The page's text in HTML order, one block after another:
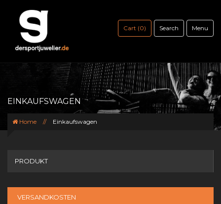
Menu
Search
Cart (0)
EINKAUFSWAGEN
Home // Einkaufswagen
PRODUKT
VERSANDKOSTEN